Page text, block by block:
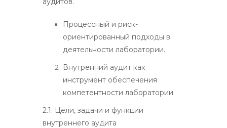
Процессный и риск-
ориентированный подходы в
деятельности лаборатории.
Внутренний аудит как
инструмент обеспечения
компетентности лаборатории
2.1. Цели, задачи и функции
внутреннего аудита